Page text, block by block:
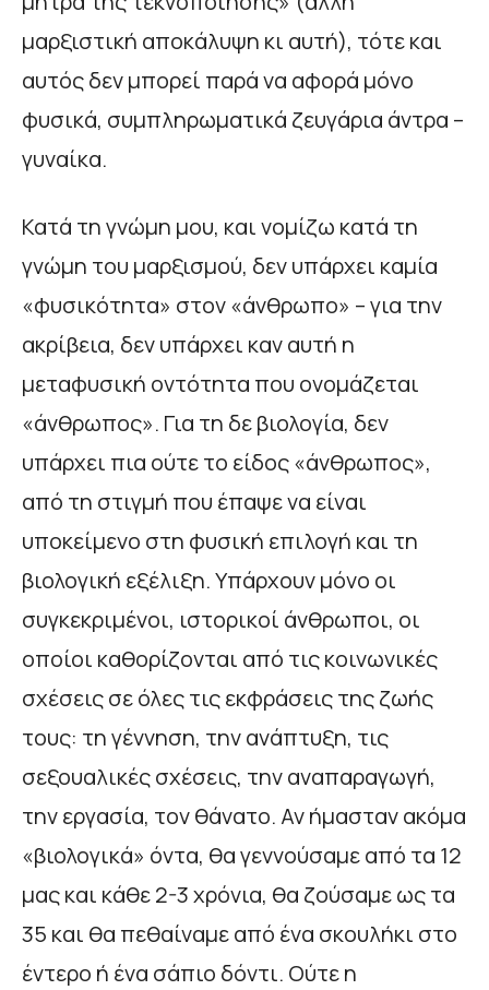
μαρξιστική αποκάλυψη κι αυτή), τότε και
αυτός δεν μπορεί παρά να αφορά μόνο
φυσικά, συμπληρωματικά ζευγάρια άντρα –
γυναίκα.
Κατά τη γνώμη μου, και νομίζω κατά τη
γνώμη του μαρξισμού, δεν υπάρχει καμία
«φυσικότητα» στον «άνθρωπο» – για την
ακρίβεια, δεν υπάρχει καν αυτή η
μεταφυσική οντότητα που ονομάζεται
«άνθρωπος». Για τη δε βιολογία, δεν
υπάρχει πια ούτε το είδος «άνθρωπος»,
από τη στιγμή που έπαψε να είναι
υποκείμενο στη φυσική επιλογή και τη
βιολογική εξέλιξη. Υπάρχουν μόνο οι
συγκεκριμένοι, ιστορικοί άνθρωποι, οι
οποίοι καθορίζονται από τις κοινωνικές
σχέσεις σε όλες τις εκφράσεις της ζωής
τους: τη γέννηση, την ανάπτυξη, τις
σεξουαλικές σχέσεις, την αναπαραγωγή,
την εργασία, τον θάνατο. Αν ήμασταν ακόμα
«βιολογικά» όντα, θα γεννούσαμε από τα 12
μας και κάθε 2-3 χρόνια, θα ζούσαμε ως τα
35 και θα πεθαίναμε από ένα σκουλήκι στο
έντερο ή ένα σάπιο δόντι. Ούτε η